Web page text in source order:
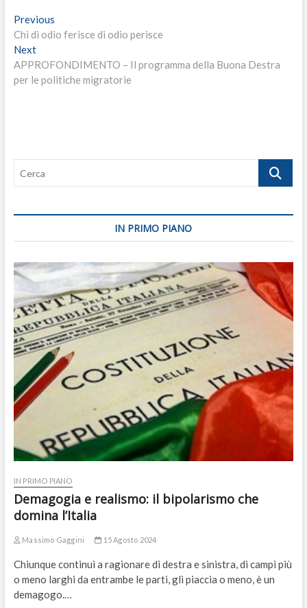
Navigazione
articoli
PreviousPrevious
post:
Chi di odio ferisce di odio perisce
NextNext
post:
APPROFONDIMENTO – Il programma della Buona Destra
per le politiche migratorie
Cerca
IN PRIMO PIANO
IN PRIMO PIANO
Demagogia e realismo: il bipolarismo che
domina l’Italia
Massimo Gaggini 15 Agosto 2024
Chiunque continui a ragionare di destra e sinistra, di campi più
o meno larghi da entrambe le parti, gli piaccia o meno, è un
demagogo.…